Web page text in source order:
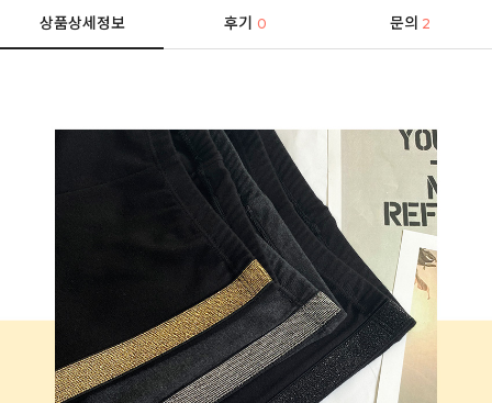
상품상세정보 후기0 문의 2